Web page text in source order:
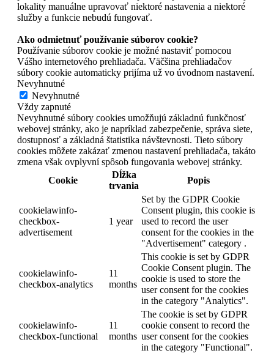
lokality manuálne upravovať niektoré nastavenia a niektoré
služby a funkcie nebudú fungovať.
Ako odmietnuť používanie súborov cookie?
Používanie súborov cookie je možné nastaviť pomocou
Vášho internetového prehliadača. Väčšina prehliadačov
súbory cookie automaticky prijíma už vo úvodnom nastavení.
Nevyhnutné
Nevyhnutné
Vždy zapnuté
Nevyhnutné súbory cookies umožňujú základnú funkčnosť
webovej stránky, ako je napríklad zabezpečenie, správa siete,
dostupnosť a základná štatistika návštevnosti. Tieto súbory
cookies môžete zakázať zmenou nastavení prehliadača, takáto
zmena však ovplyvní spôsob fungovania webovej stránky.
Cookie
Dĺžka
trvania
Popis
cookielawinfo-
checkbox-
advertisement
1 year
Set by the GDPR Cookie
Consent plugin, this cookie is
used to record the user
consent for the cookies in the
"Advertisement" category .
cookielawinfo-
checkbox-analytics
11
months
This cookie is set by GDPR
Cookie Consent plugin. The
cookie is used to store the
user consent for the cookies
in the category "Analytics".
cookielawinfo-
checkbox-functional
11
months
The cookie is set by GDPR
cookie consent to record the
user consent for the cookies
in the category "Functional".